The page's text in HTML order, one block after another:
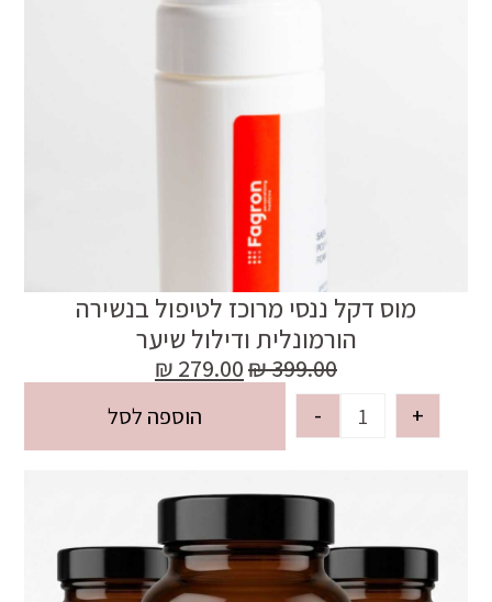
מוס דקל ננסי מרוכז לטיפול בנשירה
הורמונלית ודילול שיער
399.00
₪
279.00
₪
- + הוספה לסל